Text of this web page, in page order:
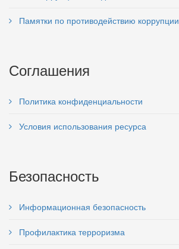
Памятки по противодействию коррупции
Соглашения
Политика конфиденциальности
Условия использования ресурса
Безопасность
Информационная безопасность
Профилактика терроризма